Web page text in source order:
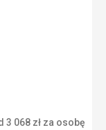
3 068 zł za osobę